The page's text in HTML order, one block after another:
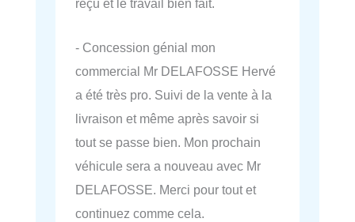
reçu et le travail bien fait.
- Concession génial mon
commercial Mr DELAFOSSE Hervé
a été très pro. Suivi de la vente à la
livraison et même après savoir si
tout se passe bien. Mon prochain
véhicule sera a nouveau avec Mr
DELAFOSSE. Merci pour tout et
continuez comme cela.